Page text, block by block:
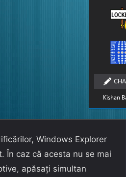
Windows Explorer
În caz că acesta nu se mai
apăsați simultan